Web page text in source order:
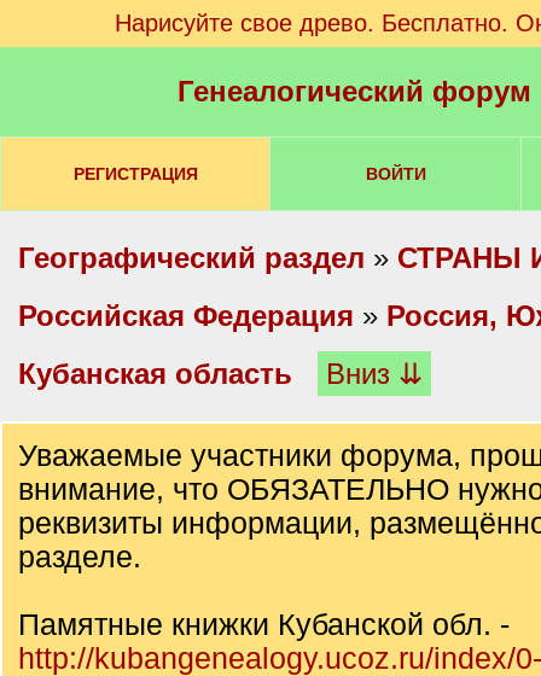
Нарисуйте свое древо. Бесплатно.
Генеалогический
РЕГИСТРАЦИЯ ВОЙТИ
Географический раздел » СТРАНЫ
Российская Федерация » Россия,
Кубанская область
Вниз ⇊
Уважаемые участники форума,
внимание, что ОБЯЗАТЕЛЬНО нужно
реквизиты информации,
разделе.
Памятные книжки Кубанской обл. -
http://kubangenealogy.ucoz.ru/index/